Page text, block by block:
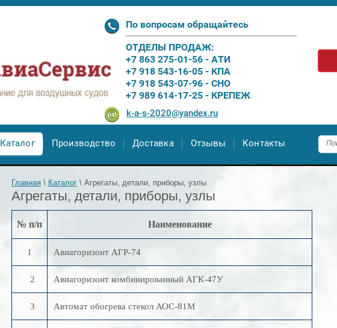
По вопросам обращайтесь
ОТДЕЛЫ ПРОДАЖ:
+7 863 275-01-56 - АТИ
+7 918 543-16-05 - КПА
+7 918 543-07-96 - СНО
+7 989 614-17-25 - КРЕПЕЖ
k-a-s-2020@yandex.ru
Каталог Производство Доставка Отзывы Контакты
Главная \ Каталог \ Агрегаты, детали, приборы, узлы
Агрегаты, детали, приборы, узлы
№ п/п Наименование
1 Авиагоризонт АГР-74
2 Авиагоризонт комбинированный АГК-47У
3 Автомат обогрева стекол АОС-81М